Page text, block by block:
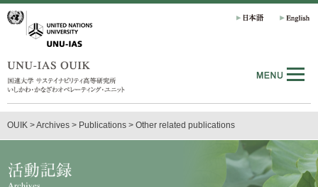
OUIK >Archives > Publications > Other related publications